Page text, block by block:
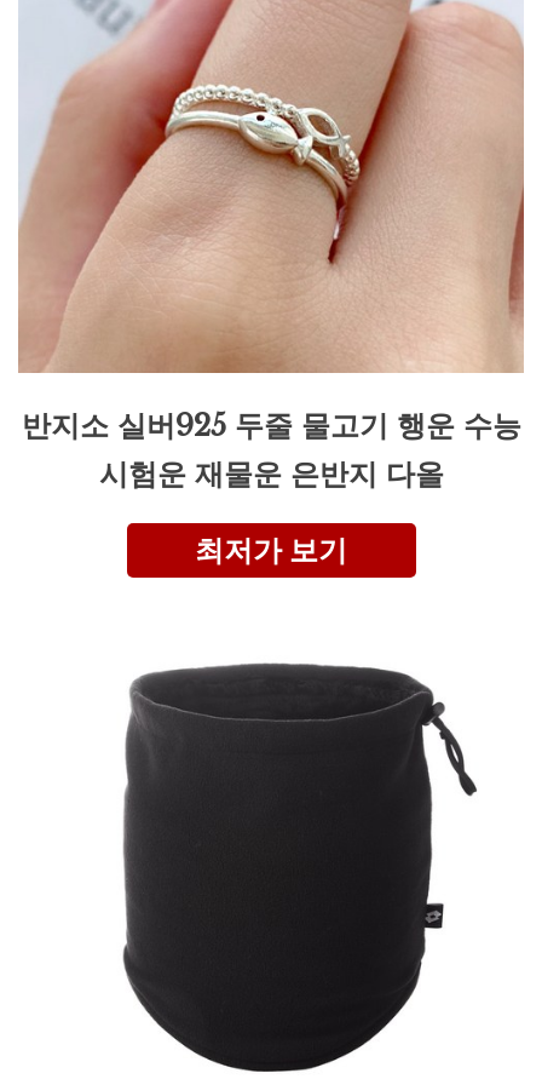
반지소 실버925 두줄 물고기 행운 수능
시험운 재물운 은반지 다올
최저가 보기